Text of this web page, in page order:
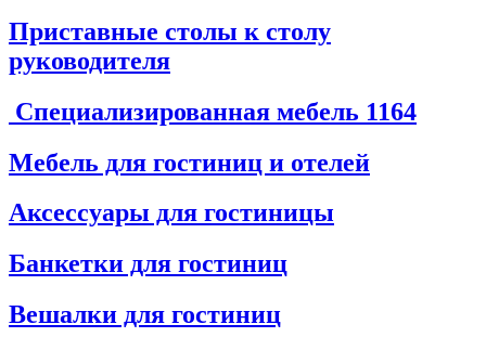
Приставные столы к столу
руководителя
Специализированная мебель 1164
Мебель для гостиниц и отелей
Аксессуары для гостиницы
Банкетки для гостиниц
Вешалки для гостиниц